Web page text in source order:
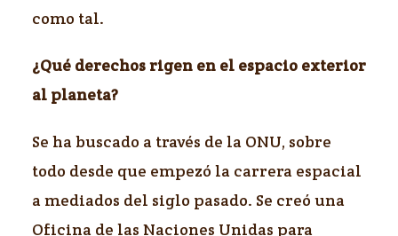
como tal.
¿Qué derechos rigen en el espacio exterior
al planeta?
Se ha buscado a través de la ONU, sobre
todo desde que empezó la carrera espacial
a mediados del siglo pasado. Se creó una
Oficina de las Naciones Unidas para